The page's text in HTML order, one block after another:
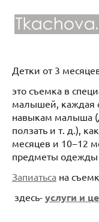
Детки от 3
это съемка в
малышей, каждая
навыкам малыша
ползать и т. д.),
месяцев и 10−12
предметы одежды
Запиатьса на
здесь- услуги и